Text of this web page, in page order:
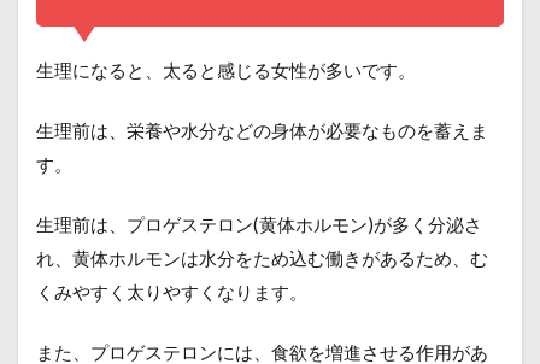
生理になると、太ると感じる女性が多いです。
生理前は、栄養や水分などの身体が必要なものを蓄えま
す。
生理前は、プロゲステロン(黄体ホルモン)が多く分泌さ
れ、黄体ホルモンは水分をため込む働きがあるため、む
くみやすく太りやすくなります。
また、プロゲステロンには、食欲を増進させる作用があ